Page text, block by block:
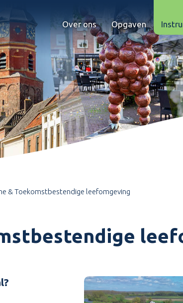
Over ons Opgaven
& Toekomstbestendige leefomgeving